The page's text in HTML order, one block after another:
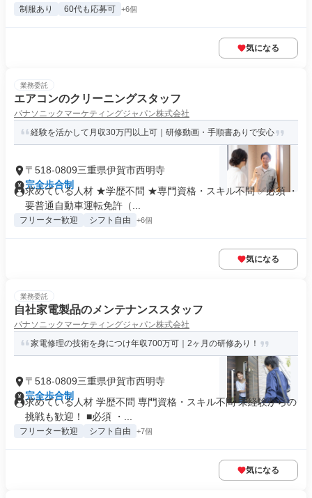
制服あり 60代も応募可 +6個
気になる
業務委託
エアコンのクリーニングスタッフ
パナソニックマーケティングジャパン株式会社
経験を活かして月収30万円以上可｜研修動画・手順書ありで安心
〒518-0809三重県伊賀市西明寺
完全歩合制
求めている人材 ★学歴不問 ★専門資格・スキル不問 ✅必須 ・
要普通自動車運転免許（...
フリーター歓迎 シフト自由 +6個
気になる
業務委託
自社家電製品のメンテナンススタッフ
パナソニックマーケティングジャパン株式会社
家電修理の技術を身につけ年収700万可｜2ヶ月の研修あり！
〒518-0809三重県伊賀市西明寺
完全歩合制
求めている人材 学歴不問 専門資格・スキル不問 未経験からの
挑戦も歓迎！ ■必須 ・...
フリーター歓迎 シフト自由 +7個
気になる